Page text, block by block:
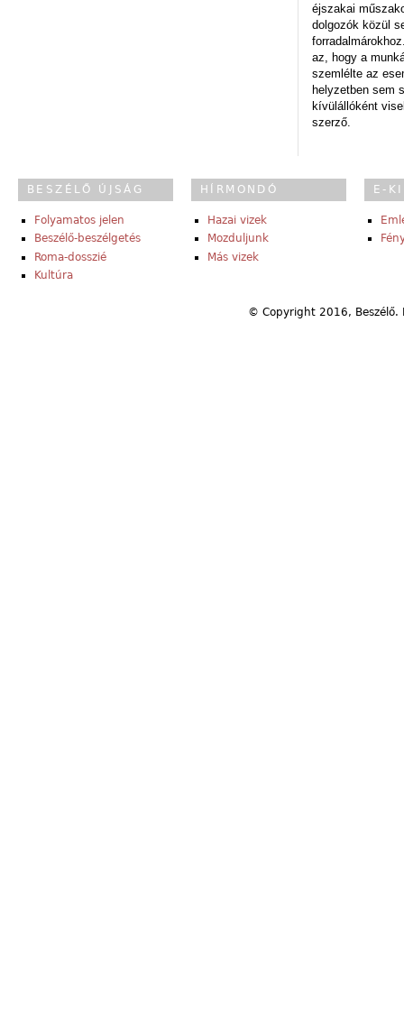
éjszakai
dolgozók közül
az, hogy a
szemlélte az
helyzetben sem
kívülállóként
szerző.
BESZÉLŐ ÚJSÁG
Folyamatos jelen
Beszélő-beszélgetés
Roma-dosszié
Kultúra
HÍRMONDÓ
Hazai vizek
Mozduljunk
Más vizek
E-
© Copyright 2016,